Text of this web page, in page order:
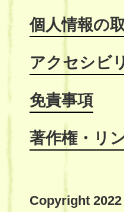
個人情報の
アクセシビ
免責事項
著作権・リ
Copyright